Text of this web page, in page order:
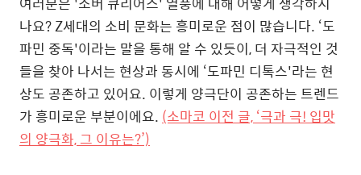
나요? Z세대의 소비 문화는 흥미로운 점이 많습니다. ‘도
파민 중독'이라는 말을 통해 알 수 있듯이, 더 자극적인 것
들을 찾아 나서는 현상과 동시에 ‘도파민 디톡스'라는 현
상도 공존하고 있어요. 이렇게 양극단이 공존하는 트렌드
가 흥미로운 부분이에요. (소마코 이전 글, ‘극과 극! 입맛
의 양극화, 그 이유는?’)